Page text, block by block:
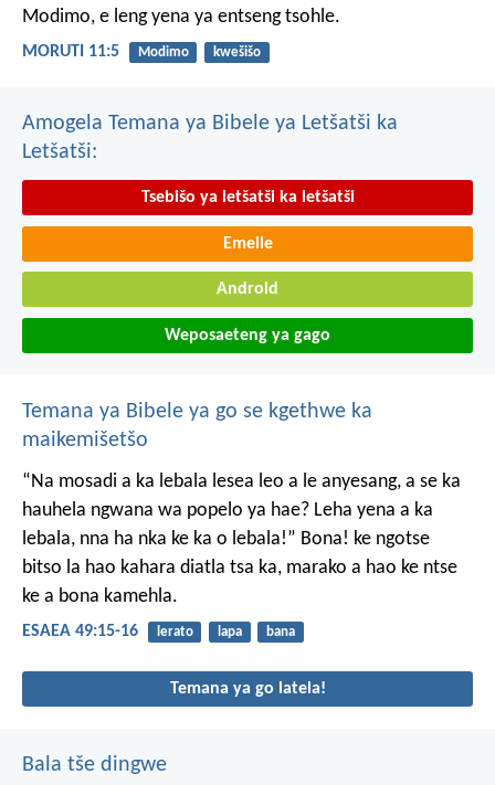
Modimo, e leng yena ya entseng tsohle.
MORUTI 11:5 Modimo kwešišo
Amogela Temana ya Bibele ya Letšatši ka
Letšatši:
Tsebišo ya letšatši ka letšatši
Emeile
Android
Weposaeteng ya gago
Temana ya Bibele ya go se kgethwe ka
maikemišetšo
“Na mosadi a ka lebala lesea leo a le anyesang, a se ka
hauhela ngwana wa popelo ya hae? Leha yena a ka
lebala, nna ha nka ke ka o lebala!” Bona! ke ngotse
bitso la hao kahara diatla tsa ka, marako a hao ke ntse
ke a bona kamehla.
ESAEA 49:15-16 lerato lapa bana
Temana ya go latela!
Bala tše dingwe